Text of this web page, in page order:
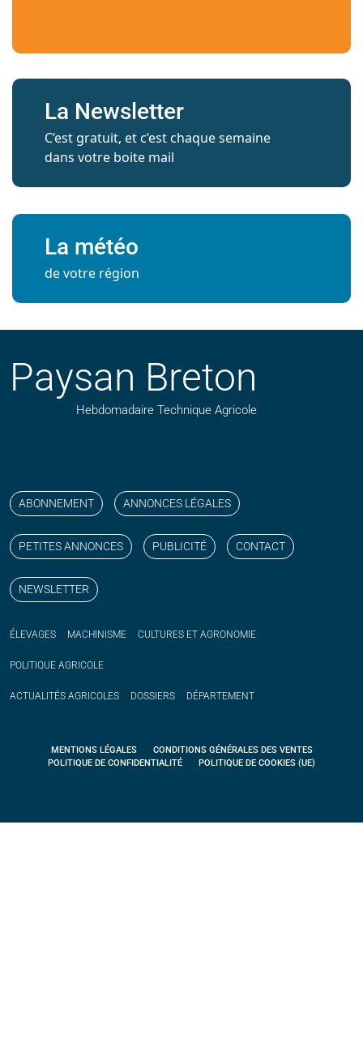
La Newsletter
C’est gratuit, et c’est chaque semaine
dans votre boite mail
La météo
de votre région
Paysan Breton
Hebdomadaire Technique Agricole
ABONNEMENT ANNONCES LÉGALES
PETITES ANNONCES PUBLICITÉ CONTACT
NEWSLETTER
ÉLEVAGES MACHINISME CULTURES ET AGRONOMIE
POLITIQUE AGRICOLE
ACTUALITÉS AGRICOLES DOSSIERS DÉPARTEMENT
MENTIONS LÉGALES
CONDITIONS GÉNÉRALES DES VENTES
POLITIQUE DE CONFIDENTIALITÉ
POLITIQUE DE COOKIES (UE)